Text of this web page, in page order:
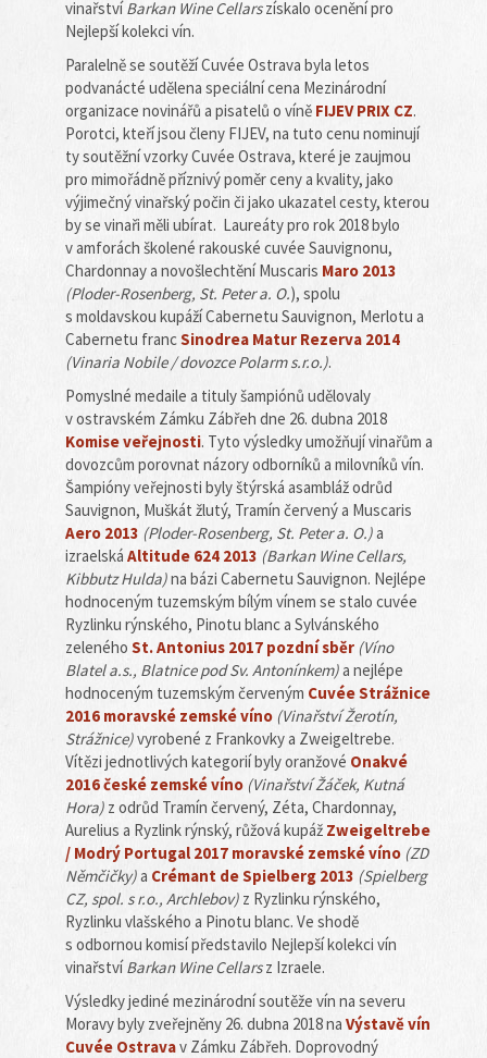
vinařstvíBarkan Wine Cellarszískalo ocenění pro
Nejlepší kolekci vín.
Paralelně se soutěží Cuvée Ostrava byla letos
podvanácté udělena speciální cena Mezinárodní
organizace novinářů a pisatelů o víně FIJEV PRIX CZ.
Porotci, kteří jsou členy FIJEV, na tuto cenu nominují
ty soutěžní vzorky Cuvée Ostrava, které je zaujmou
pro mimořádně příznivý poměr ceny a kvality, jako
výjimečný vinařský počin či jako ukazatel cesty, kterou
by se vinaři měli ubírat. Laureáty pro rok 2018 bylo
v amforách školené rakouské cuvée Sauvignonu,
Chardonnay a novošlechtění Muscaris Maro 2013
(Ploder-Rosenberg, St. Peter a. O.), spolu
s moldavskou kupáží Cabernetu Sauvignon, Merlotu a
Cabernetu francSinodrea Matur Rezerva 2014
(Vinaria Nobile / dovozce Polarm s.r.o.).
Pomyslné medaile a tituly šampiónů udělovaly
v ostravském Zámku Zábřeh dne 26. dubna 2018
Komise veřejnosti. Tyto výsledky umožňují vinařům a
dovozcům porovnat názory odborníků a milovníků vín.
Šampióny veřejnosti byly štýrská asambláž odrůd
Sauvignon, Muškát žlutý, Tramín červený a Muscaris
Aero 2013 (Ploder-Rosenberg, St. Peter a. O.)a
izraelská Altitude 624 2013 (Barkan Wine Cellars,
Kibbutz Hulda)na bázi Cabernetu Sauvignon. Nejlépe
hodnoceným tuzemským bílým vínem se stalo cuvée
Ryzlinku rýnského, Pinotu blanc a Sylvánského
zeleného St. Antonius 2017 pozdní sběr (Víno
Blatel a.s., Blatnice pod Sv. Antonínkem)a nejlépe
hodnoceným tuzemským červeným Cuvée Strážnice
2016 moravské zemské víno (Vinařství Žerotín,
Strážnice)vyrobené z Frankovky a Zweigeltrebe.
Vítězi jednotlivých kategorií byly oranžové Onakvé
2016 české zemské víno (Vinařství Žáček, Kutná
Hora) z odrůd Tramín červený, Zéta, Chardonnay,
Aurelius a Ryzlink rýnský, růžová kupáž Zweigeltrebe
/ Modrý Portugal 2017 moravské zemské víno (ZD
Němčičky)a Crémant de Spielberg 2013 (Spielberg
CZ, spol. s r.o., Archlebov) z Ryzlinku rýnského,
Ryzlinku vlašského a Pinotu blanc. Ve shodě
s odbornou komisí představilo Nejlepší kolekci vín
vinařstvíBarkan Wine Cellarsz Izraele.
Výsledky jediné mezinárodní soutěže vín na severu
Moravy byly zveřejněny 26. dubna 2018 na Výstavě vín
Cuvée Ostravav Zámku Zábřeh. Doprovodný